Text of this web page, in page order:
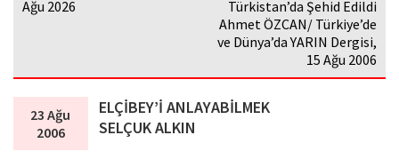
Ağu 2026
Türkistan’da Şehid Edildi
Ahmet ÖZCAN/ Türkiye’de
ve Dünya’da YARIN Dergisi,
15 Ağu 2006
23 Ağu
2006
ELÇİBEY’İ ANLAYABİLMEK
SELÇUK ALKIN